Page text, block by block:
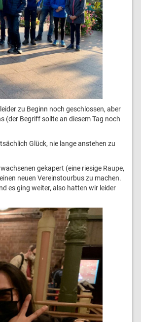
zu Beginn noch geschlossen, aber
(der Begriff sollte an diesem Tag noch
Glück, nie lange anstehen zu
gekapert (eine riesige Raupe,
neuen Vereinstourbus zu machen.
es ging weiter, also hatten wir leider